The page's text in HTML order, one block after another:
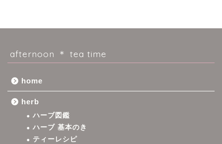
afternoon ＊ tea time
home
herb
ハーブ図鑑
ハーブ 基本のき
ティーレシピ